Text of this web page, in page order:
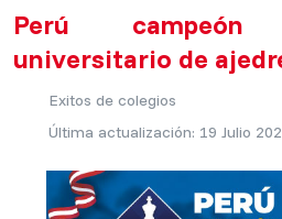
Perú campeón
universitario de
Exitos de colegios
Última actualización: 19 Julio